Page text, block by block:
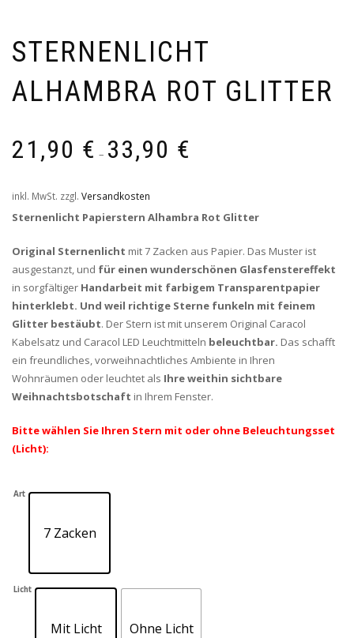
STERNENLICHT
ALHAMBRA ROT GLITTER
21,90 € – 33,90 €
inkl. MwSt. zzgl. Versandkosten
Sternenlicht Papierstern Alhambra Rot Glitter
Original Sternenlicht mit 7 Zacken aus Papier. Das Muster ist
ausgestanzt, und für einen wunderschönen Glasfenstereffekt
in sorgfältiger Handarbeit mit farbigem Transparentpapier
hinterklebt. Und weil richtige Sterne funkeln mit feinem
Glitter bestäubt. Der Stern ist mit unserem Original Caracol
Kabelsatz und Caracol LED Leuchtmitteln beleuchtbar. Das schafft
ein freundliches, vorweihnachtliches Ambiente in Ihren
Wohnräumen oder leuchtet als Ihre weithin sichtbare
Weihnachtsbotschaft in Ihrem Fenster.
Bitte wählen Sie Ihren Stern mit oder ohne Beleuchtungsset
(Licht):
Art
7 Zacken
Licht
Mit Licht Ohne Licht